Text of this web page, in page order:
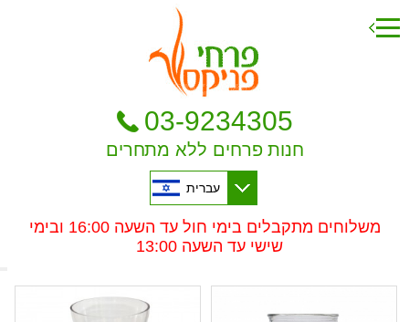
03-9234305
חנות פרחים ללא מתחרים
עברית
משלוחים מתקבלים בימי חול עד השעה 16:00 ובימי
שישי עד השעה 13:00